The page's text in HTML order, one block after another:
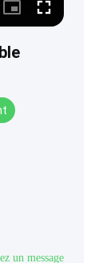
Picture- Fullscreen
un message